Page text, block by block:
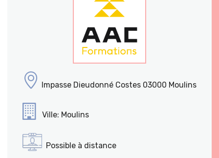
Impasse Dieudonné Costes 03000 Moulins
Ville: Moulins
Possible à distance